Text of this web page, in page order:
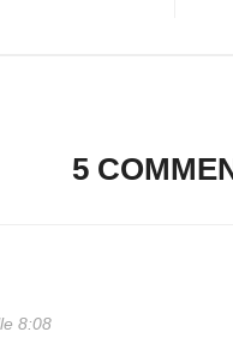
5
8:08